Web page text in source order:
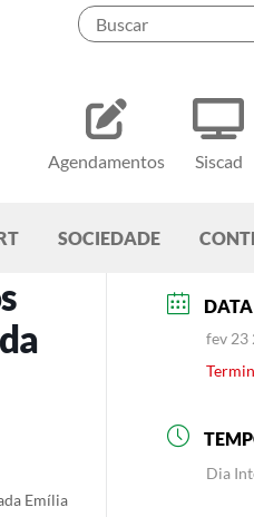
Agendamentos Siscad
SOCIEDADE
Emília
DATA
fev 23
Dia